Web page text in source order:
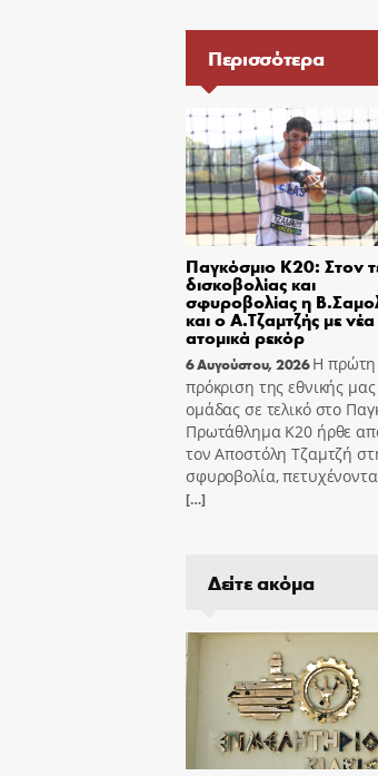
Περισσότερα
Παγκόσμιο Κ20: Στον
δισκοβολίας και
σφυροβολίας η
και ο Α.Τζαμτζής με νέα
ατομικά ρεκόρ
6 Αυγούστου, 2026Η πρώτη
πρόκριση της εθνικής μας
ομάδας σε τελικό στο
Πρωτάθλημα Κ20 ήρθε
τον Αποστόλη Τζαμτζή
σφυροβολία,
[…]
Δείτε ακόμα